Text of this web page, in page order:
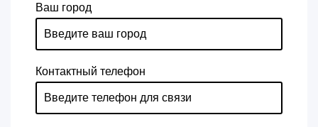
Ваш город
Контактный телефон